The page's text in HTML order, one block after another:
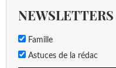
NEWSLETTERS
Famille
Astuces de la rédac